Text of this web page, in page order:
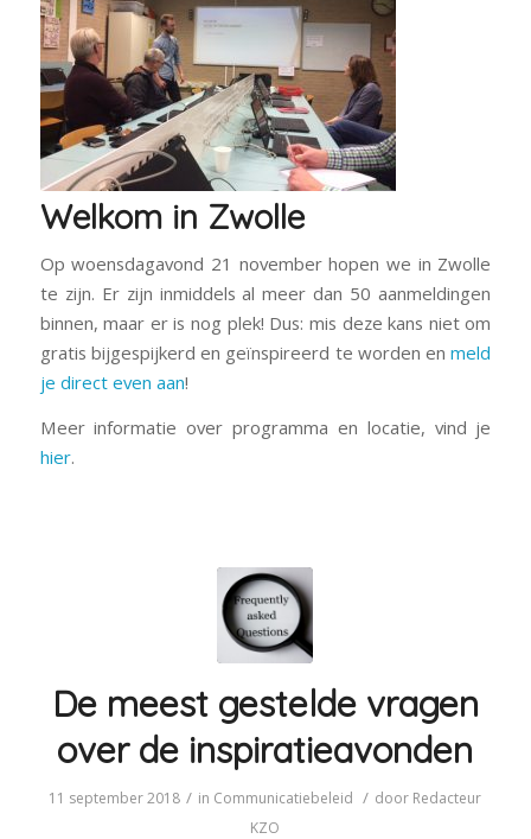
Welkom in Zwolle
Op woensdagavond 21 november hopen we in Zwolle
te zijn. Er zijn inmiddels al meer dan 50 aanmeldingen
binnen, maar er is nog plek! Dus: mis deze kans niet om
gratis bijgespijkerd en geïnspireerd te worden enmeld
je direct even aan!
Meer informatie over programma en locatie, vind je
hier.
De meest gestelde vragen
over de inspiratieavonden
11 september 2018 / in Communicatiebeleid / door Redacteur
KZO